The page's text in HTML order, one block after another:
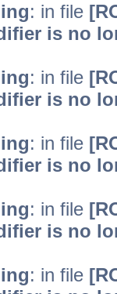
: in file
is no
: in file
is no
: in file
is no
: in file
is no
: in file